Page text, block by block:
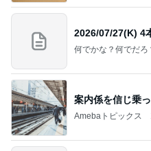
2026/07/27(K) 4
何でかな？何でだろ
案内係を信じ乗
Amebaトピックス